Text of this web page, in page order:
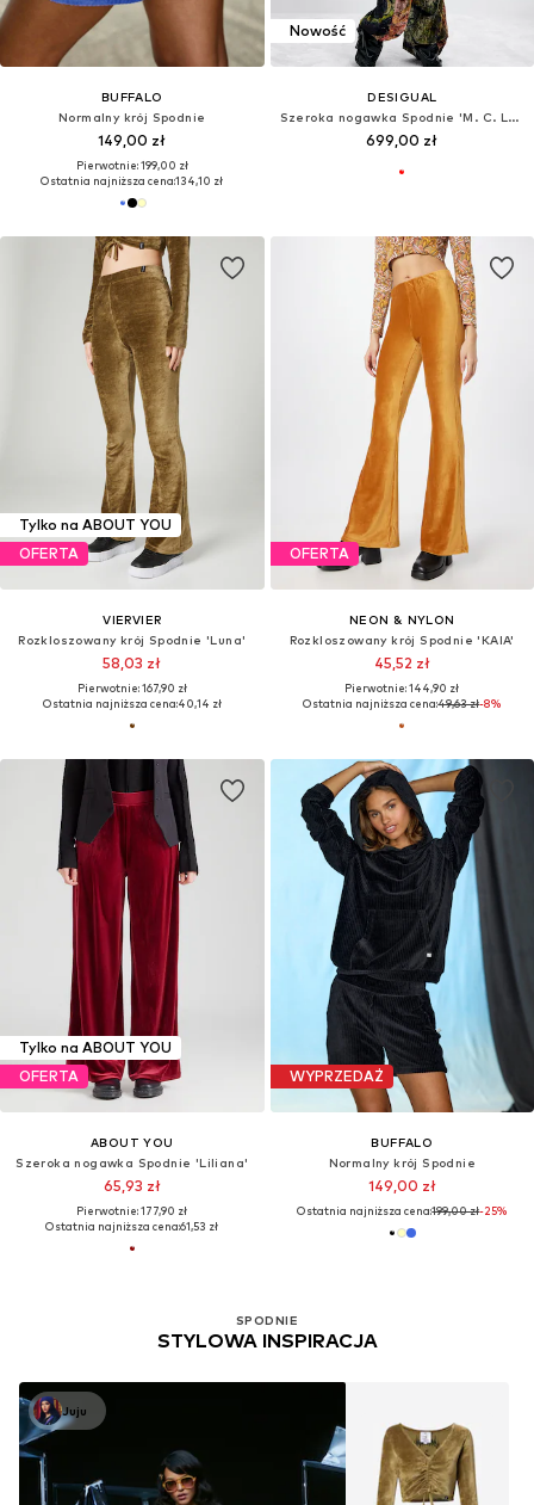
BUFFALO
Normalny krój Spodnie
149,00 zł
Pierwotnie: 199,00 zł
Ostatnia najniższa cena:134,10 zł
Nowość
DESIGUAL
Szeroka nogawka Spodnie 'M. C. Lacroix'
699,00 zł
Tylko na ABOUT YOU
OFERTA
VIERVIER
Rozkloszowany krój Spodnie 'Luna'
58,03 zł
Pierwotnie: 167,90 zł
Ostatnia najniższa cena:40,14 zł
OFERTA
NEON & NYLON
Rozkloszowany krój Spodnie 'KAIA'
45,52 zł
Pierwotnie: 144,90 zł
Ostatnia najniższa cena:49,63 zł-8%
Tylko na ABOUT YOU
OFERTA
ABOUT YOU
Szeroka nogawka Spodnie 'Liliana'
65,93 zł
Pierwotnie: 177,90 zł
Ostatnia najniższa cena:61,53 zł
SPODNIE
STYLOWA INSPIRACJA
Juju
WYPRZEDAŻ
BUFFALO
Normalny krój Spodnie
149,00 zł
Ostatnia najniższa cena:199,00 zł-25%